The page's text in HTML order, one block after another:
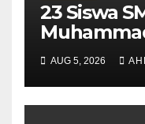
23 Siswa
Pengibar
RI Tingkat
AUG 5, 2026